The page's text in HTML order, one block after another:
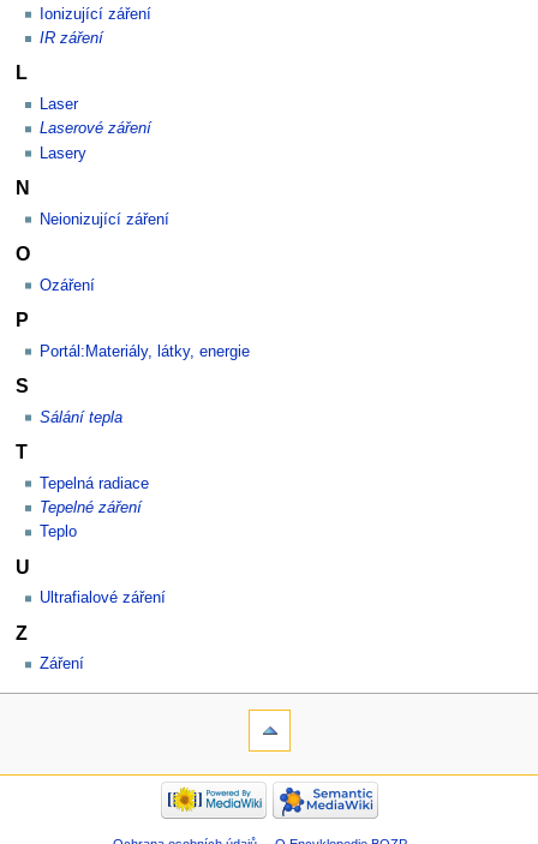
Ionizující záření
IR záření
L
Laser
Laserové záření
Lasery
N
Neionizující záření
O
Ozáření
P
Portál:Materiály, látky, energie
S
Sálání tepla
T
Tepelná radiace
Tepelné záření
Teplo
U
Ultrafialové záření
Z
Záření